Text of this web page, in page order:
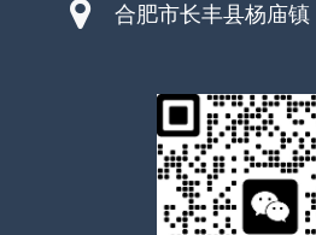
合肥市长丰县杨庙镇